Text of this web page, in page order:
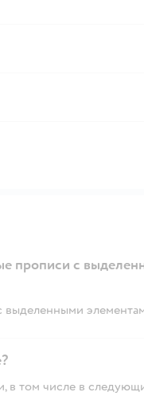
прописи c
выделенными
в том числе в